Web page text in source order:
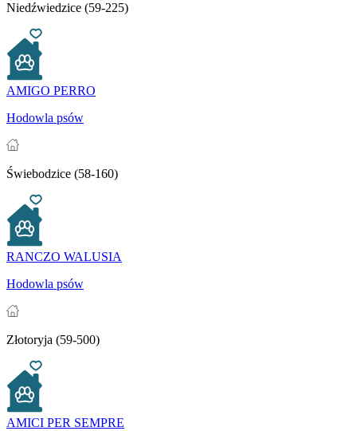
Niedźwiedzice (59-225)
AMIGO PERRO
Hodowla psów
Świebodzice (58-160)
RANCZO WALUSIA
Hodowla psów
Złotoryja (59-500)
AMICI PER SEMPRE